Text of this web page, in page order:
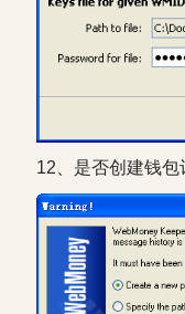
12、是否创建钱包